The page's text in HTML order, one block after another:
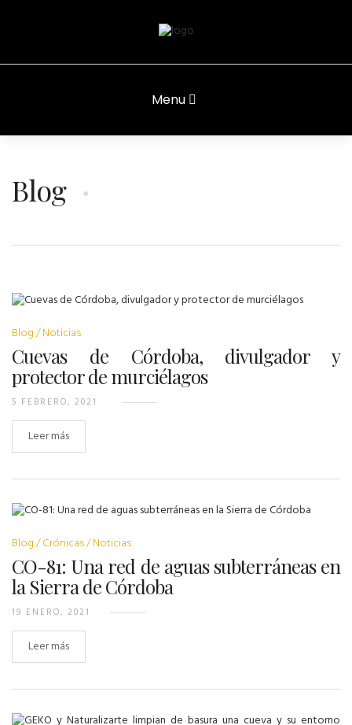
Menu
Blog
Blog Noticias
Cuevas de Córdoba, divulgador y
protector de murciélagos
5 FEBRERO, 2021
Leer más
Blog Crónicas Noticias
CO-81: Una red de aguas subterráneas en
la Sierra de Córdoba
19 ENERO, 2021
Leer más